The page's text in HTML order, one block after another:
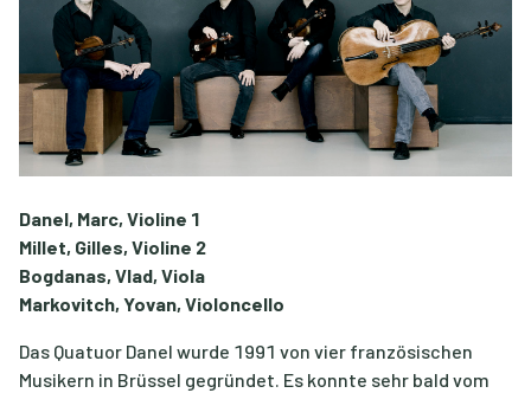
Danel, Marc, Violine 1
Millet, Gilles, Violine 2
Bogdanas, Vlad, Viola
Markovitch, Yovan, Violoncello
Das Quatuor Danel wurde 1991 von vier französischen
Musikern in Brüssel gegründet. Es konnte sehr bald vom